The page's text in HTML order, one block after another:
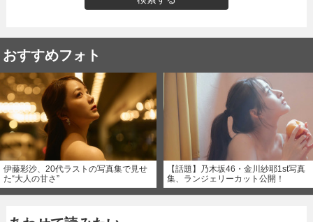
おすすめフォト
伊藤彩沙、20代ラストの写真集で見せ
た“大人の甘さ”
【話題】乃木坂46・金川紗耶1st写真
集、ランジェリーカット公開！